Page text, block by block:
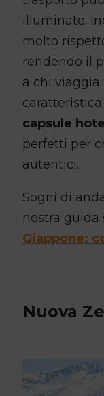
illuminate.
molto
rendendo il
a chi viaggia
capsule
perfetti per
autentici.
Sogni di
nostra guida
Giappone:
Nuova